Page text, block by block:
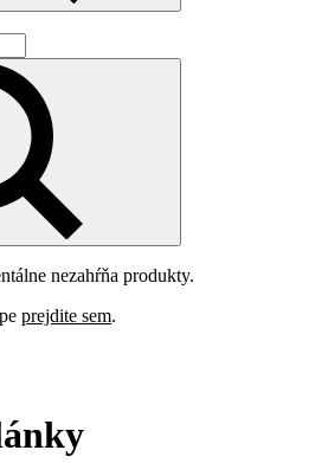
nezahŕňa produkty.
prejdite sem.